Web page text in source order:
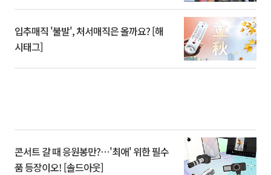
입추매직 '불발', 처서매직은 올까요? [해
시태그]
콘서트 갈 때 응원봉만?⋯'최애' 위한 필수
품 등장이오! [솔드아웃]